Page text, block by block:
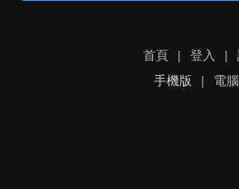
首頁 | 登入 |
手機版
| 電